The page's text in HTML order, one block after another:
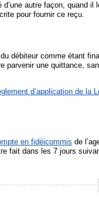
autre façon, quand il
pour fournir ce reçu.
débiteur comme étant
une quittance,
d’application de la
fenêtre
en fidéicommis de
fait dans les 7 jours